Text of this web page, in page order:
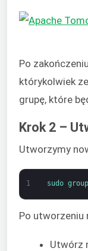
Po
którykolwiek
grupę, które
Krok 2 –
Utworzymy
1 sudo
Po
Utwórz